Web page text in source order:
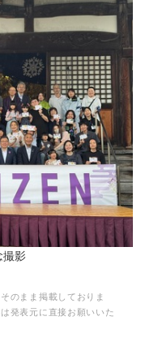
撮影
のまま掲載しておりま
発表元に直接お願いいた